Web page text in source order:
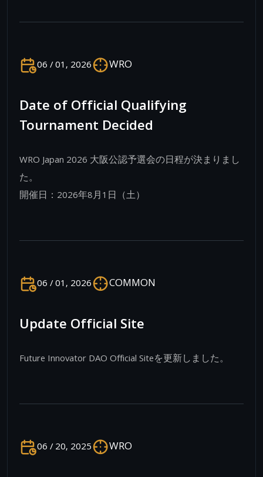
06 / 01, 2026 WRO
Date of Official Qualifying
Tournament Decided
WRO Japan 2026 大阪公認予選会の日程が決まりまし
た。
開催日：2026年8月1日（土）
06 / 01, 2026 COMMON
Update Official Site
Future Innovator DAO Official Siteを更新しました。
06 / 20, 2025 WRO